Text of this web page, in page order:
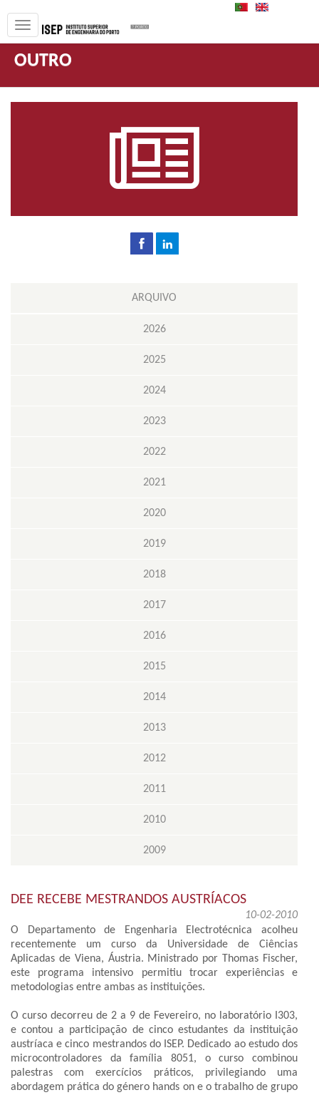
PT
OUTRO
ARQUIVO
2026
2025
2024
2023
2022
2021
2020
2019
2018
2017
2016
2015
2014
2013
2012
2011
2010
2009
DEE RECEBE MESTRANDOS AUSTRÍACOS
10-02-2010
O Departamento de Engenharia Electrotécnica acolheu
recentemente um curso da Universidade de Ciências
Aplicadas de Viena, Áustria. Ministrado por Thomas Fischer,
este programa intensivo permitiu trocar experiências e
metodologias entre ambas as instituições.
O curso decorreu de 2 a 9 de Fevereiro, no laboratório I303,
e contou a participação de cinco estudantes da instituição
austríaca e cinco mestrandos do ISEP. Dedicado ao estudo dos
microcontroladores da família 8051, o curso combinou
palestras com exercícios práticos, privilegiando uma
abordagem prática do género hands on e o trabalho de grupo